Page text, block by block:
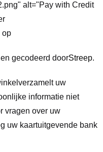
alt="Pay with Credit
op
gecodeerd doorStreep.
verzamelt uw
informatie niet
vragen over uw
uw kaartuitgevende bank